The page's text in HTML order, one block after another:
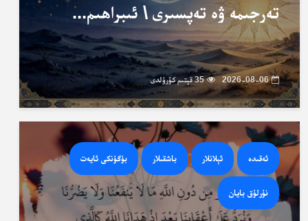
تەرجىمە ۋە تەپسىرى \ ئىبراھىم...
2026-08-06 35 قېتىم كۆرۈلدى
ئەقىدە ئېلانلار باشقىلار بۈگۈنكى ئايەت
نۇرلۇق بايان